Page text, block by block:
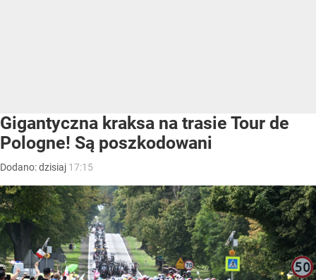
Gigantyczna kraksa na trasie Tour de
Pologne! Są poszkodowani
Dodano:dzisiaj 17:15